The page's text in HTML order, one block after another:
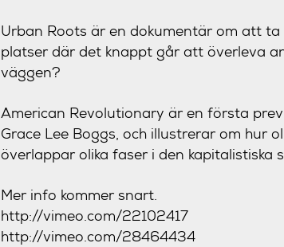
Urban Roots är en dokumentär om att
platser där det knappt går att överleva
väggen?
American Revolutionary är en första
Grace Lee Boggs, och illustrerar om hur
överlappar olika faser i den kapitalistiska
Mer info kommer snart.
http://vimeo.com/22102417
http://vimeo.com/28464434